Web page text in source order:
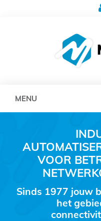
MENU
VOOR
Sinds 1977 jouw
het